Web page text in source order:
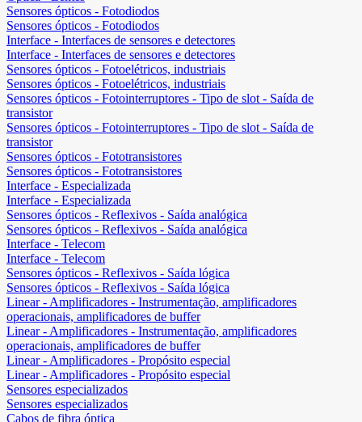
Sensores ópticos - Fotodiodos
Sensores ópticos - Fotodiodos
Interface - Interfaces de sensores e detectores
Interface - Interfaces de sensores e detectores
Sensores ópticos - Fotoelétricos, industriais
Sensores ópticos - Fotoelétricos, industriais
Sensores ópticos - Fotointerruptores - Tipo de slot - Saída de
transistor
Sensores ópticos - Fotointerruptores - Tipo de slot - Saída de
transistor
Sensores ópticos - Fototransistores
Sensores ópticos - Fototransistores
Interface - Especializada
Interface - Especializada
Sensores ópticos - Reflexivos - Saída analógica
Sensores ópticos - Reflexivos - Saída analógica
Interface - Telecom
Interface - Telecom
Sensores ópticos - Reflexivos - Saída lógica
Sensores ópticos - Reflexivos - Saída lógica
Linear - Amplificadores - Instrumentação, amplificadores
operacionais, amplificadores de buffer
Linear - Amplificadores - Instrumentação, amplificadores
operacionais, amplificadores de buffer
Linear - Amplificadores - Propósito especial
Linear - Amplificadores - Propósito especial
Sensores especializados
Sensores especializados
Cabos de fibra óptica